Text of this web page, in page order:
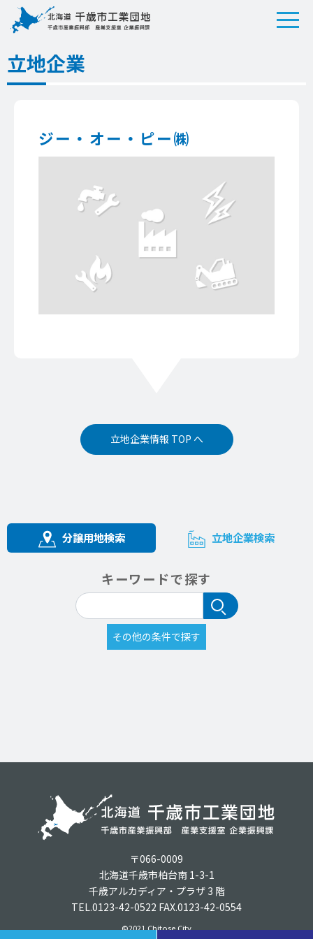
立地企業
ジー・オー・ピー㈱
立地企業情報 TOP へ
分譲用地検索 立地企業検索
キーワードで探す
〒066-0009
北海道千歳市柏台南 1-3-1
千歳アルカディア・プラザ 3 階
TEL.0123-42-0522 FAX.0123-42-0554
©2021 Chitose City